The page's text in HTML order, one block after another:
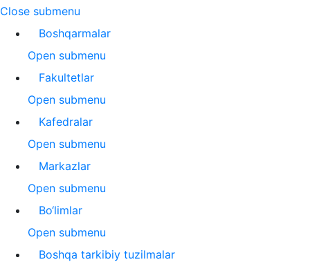
Close submenu
Boshqarmalar
Open submenu
Fakultetlar
Open submenu
Kafedralar
Open submenu
Markazlar
Open submenu
Bo‘limlar
Open submenu
Boshqa tarkibiy tuzilmalar